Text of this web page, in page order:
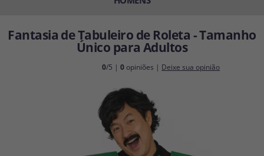
É a minha primeira vez
Sou novo
compras rapidamente em nossa loja virtual, verificar o status de seus
pedidos e consultar suas operações anteriores.
Vá em frente! Estávamos esperando por você.
CRIAR CONTA
Fantasia de Tabuleiro de Roleta - Tamanho
Único para Adultos
0/5 |0 opiniões | Deixe sua opinião